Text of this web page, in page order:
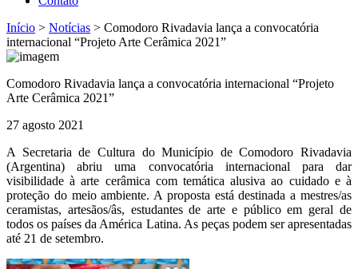
Início > Notícias > Comodoro Rivadavia lança a convocatória
internacional “Projeto Arte Cerâmica 2021”
Comodoro Rivadavia lança a convocatória internacional “Projeto
Arte Cerâmica 2021”
27 agosto 2021
A Secretaria de Cultura do Município de Comodoro Rivadavia
(Argentina) abriu uma convocatória internacional para dar
visibilidade à arte cerâmica com temática alusiva ao cuidado e à
proteção do meio ambiente. A proposta está destinada a mestres/as
ceramistas, artesãos/âs, estudantes de arte e público em geral de
todos os países da América Latina. As peças podem ser apresentadas
até 21 de setembro.